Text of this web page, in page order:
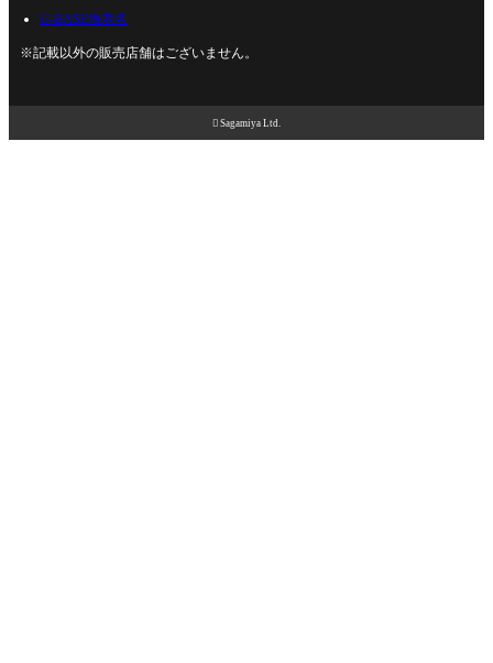
U-BASE海老名
※記載以外の販売店舗はございません。
 Sagamiya Ltd.